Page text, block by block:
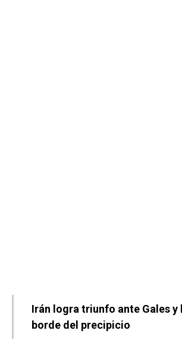
Irán logra triunfo ante Gales y
borde del precipicio